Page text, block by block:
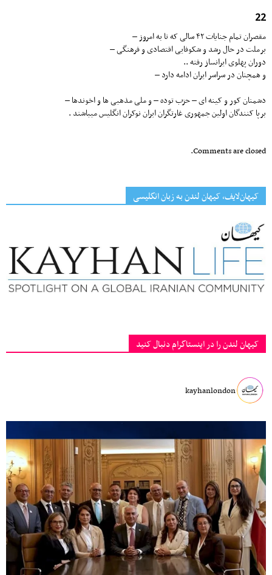
22
مقصران تمام جنایات ۴۲ سالی که تا به امروز –
برملت در حال رشد و شکوفایی اقتصادی و فرهنگی –
دوران پهلوی ایرانساز رفته ..
و همچنان در سراسر ایران ادامه دارد –
دشمنان کور و کینه ای – حزب توده – و ملی مذهبی ها و اخوندها –
برپا کنندگان اولین جمهوری غارتگران ایران نوکران انگلیس میباشند .
Comments are closed.
کیهان‌لایف، کیهان لندن به زبان انگلیسی
کیهان لندن را در اینستاگرام دنبال کنید
kayhanlondon